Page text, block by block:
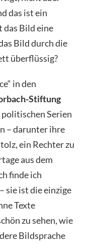
das ist ein
das Bild eine
Bild durch die
überflüssig?
in den
Stiftung
Serien
– darunter ihre
ein Rechter zu
aus dem
finde ich
sie ist die einzige
Texte
zu sehen, wie
Bildsprache